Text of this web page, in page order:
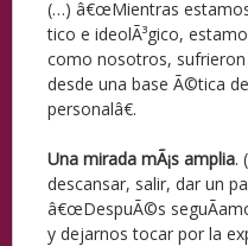
(…) â€œMientras
tico e ideolÃ³gico,
como nosotros,
desde una base Ã©tica
personalâ€.
Una mirada mÃ¡s amplia.
descansar, salir, dar un
â€œDespuÃ©s
y dejarnos tocar por la